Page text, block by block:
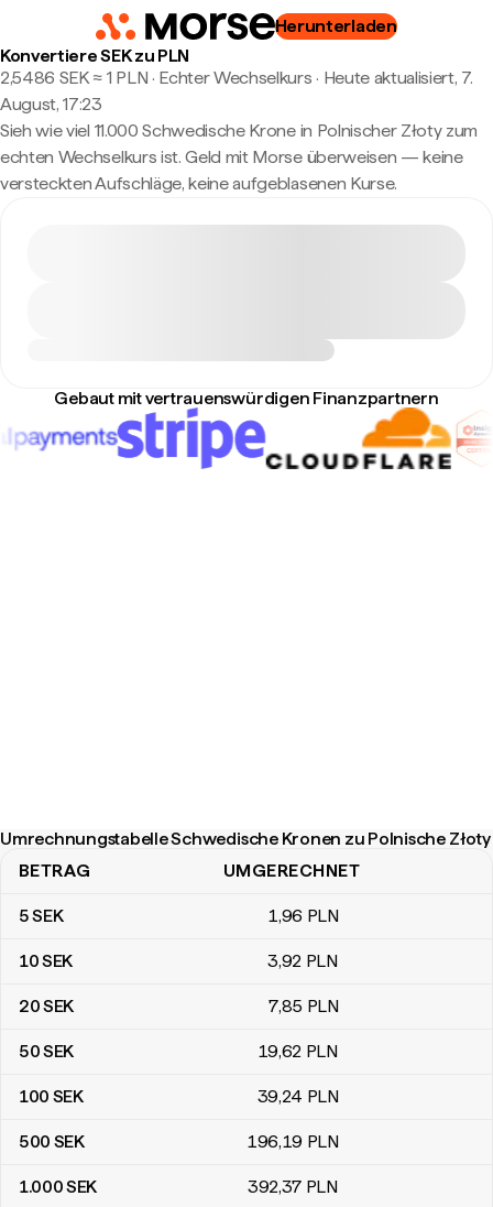
Herunterladen
Konvertiere SEK zu PLN
2,5486 SEK ≈ 1 PLN · Echter Wechselkurs · Heute aktualisiert, 7.
August, 17:23
Sieh wie viel 11.000 Schwedische Krone in Polnischer Złoty zum
echten Wechselkurs ist. Geld mit Morse überweisen — keine
versteckten Aufschläge, keine aufgeblasenen Kurse.
Gebaut mit vertrauenswürdigen Finanzpartnern
Umrechnungstabelle Schwedische Kronen zu Polnische Złoty
Umrechnungstabelle Schwedische Kronen zu Polnische Złoty
BETRAG UMGERECHNET
5SEK 1,96 PLN
10SEK 3,92 PLN
20SEK 7,85 PLN
50SEK 19,62 PLN
100 SEK 39,24 PLN
500 SEK 196,19 PLN
1.000SEK 392,37 PLN